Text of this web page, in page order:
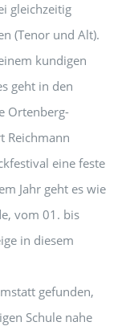
gleichzeitig
(Tenor und Alt).
kundigen
geht in den
Ortenberg-
Reichmann
eine feste
Jahr geht es wie
vom 01. bis
in diesem
gefunden,
Schule nahe